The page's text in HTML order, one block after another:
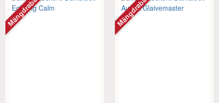
Mängdrabatt Mängdrabatt